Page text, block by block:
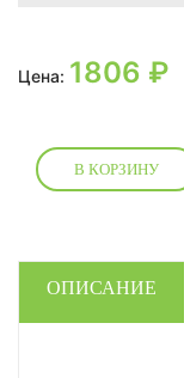
Цена: 1806 ₽
В КОРЗИНУ
ОПИСАНИЕ